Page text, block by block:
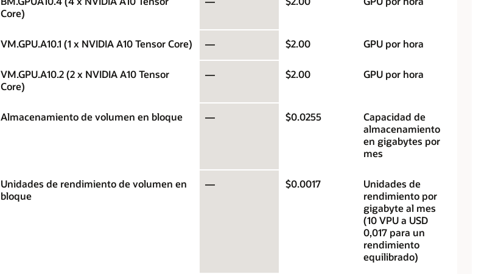
Core)
VM.GPU.A10.1 (1 x NVIDIA A10 Tensor Core) — $2.00 GPU por hora
VM.GPU.A10.2 (2 x NVIDIA A10 Tensor
Core)
— $2.00 GPU por hora
Almacenamiento de volumen en bloque — $0.0255
Capacidad de
almacenamiento
en gigabytes por
mes
Unidades de rendimiento de volumen en
bloque
— $0.0017
Unidades de
rendimiento por
gigabyte al mes
(10 VPU a USD
0,017 para un
rendimiento
equilibrado)